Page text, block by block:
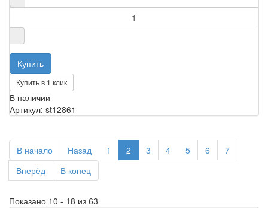
Купить в 1 клик
В наличии
Артикул: st12861
В начало Назад 1 2 3 4 5 6
7
Вперёд
В конец
Показано 10 - 18 из 63